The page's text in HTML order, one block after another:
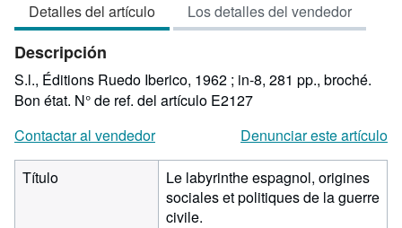
5
de
estrellas
Detalles del artículo Los detalles del vendedor
Descripción
S.l., Éditions Ruedo Iberico, 1962 ; in-8, 281 pp., broché.
Bon état. N° de ref. del artículo E2127
Contactar al vendedor
Denunciar este artículo
Título
Le labyrinthe espagnol, origines
sociales et politiques de la guerre
civile.